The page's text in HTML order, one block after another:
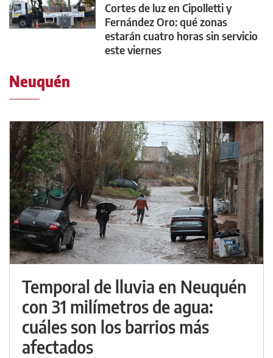
Cortes de luz en Cipolletti y
Fernández Oro: qué zonas
estarán cuatro horas sin servicio
este viernes
Neuquén
Temporal de lluvia en Neuquén
con 31 milímetros de agua:
cuáles son los barrios más
afectados